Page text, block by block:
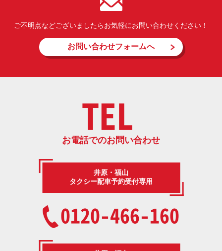
ご不明点などございましたらお気軽にお問い合わせください！
お問い合わせフォームへ
TEL
お電話でのお問い合わせ
井原・福山
タクシー配車予約受付専用
0120-466-160